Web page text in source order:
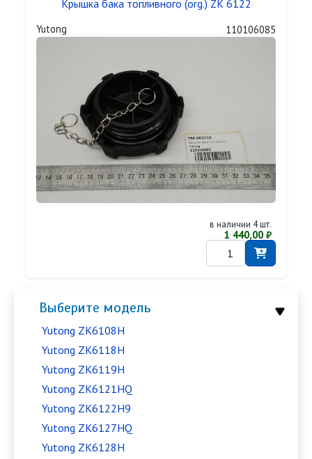
Выберите модель
Yutong ZK6108H
Yutong ZK6118H
Yutong ZK6119H
Yutong ZK6121HQ
Yutong ZK6122H9
Yutong ZK6127HQ
Yutong ZK6128H
Крышка бака топливного (org.) ZK 6122
Yutong 110106085
в наличии 4 шт.
1 440,00 ₽